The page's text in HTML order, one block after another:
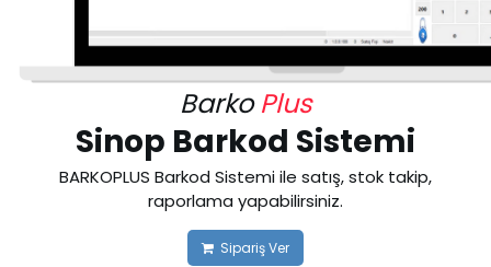
BarkoPlus
Sinop Barkod Sistemi
BARKOPLUS Barkod Sistemi ile satış, stok takip,
raporlama yapabilirsiniz.
Sipariş Ver